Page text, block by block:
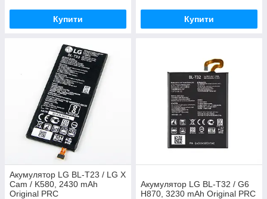
Купити Купити
Акумулятор LG BL-T23 / LG X
Cam / K580, 2430 mAh
Original PRC
Акумулятор LG BL-T32 / G6
H870, 3230 mAh Original PRC